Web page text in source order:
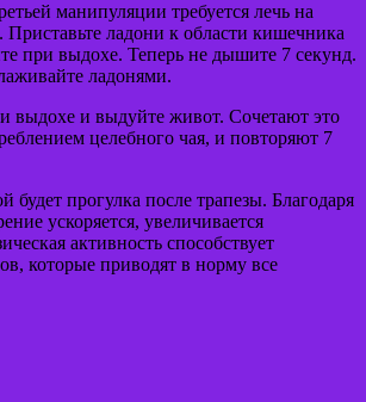
манипуляции требуется лечь на
Приставьте ладони к области кишечника
при выдохе. Теперь не дышите 7 секунд.
ладонями.
выдохе и выдуйте живот. Сочетают это
целебного чая, и повторяют 7
будет прогулка после трапезы. Благодаря
ускоряется, увеличивается
активность способствует
которые приводят в норму все